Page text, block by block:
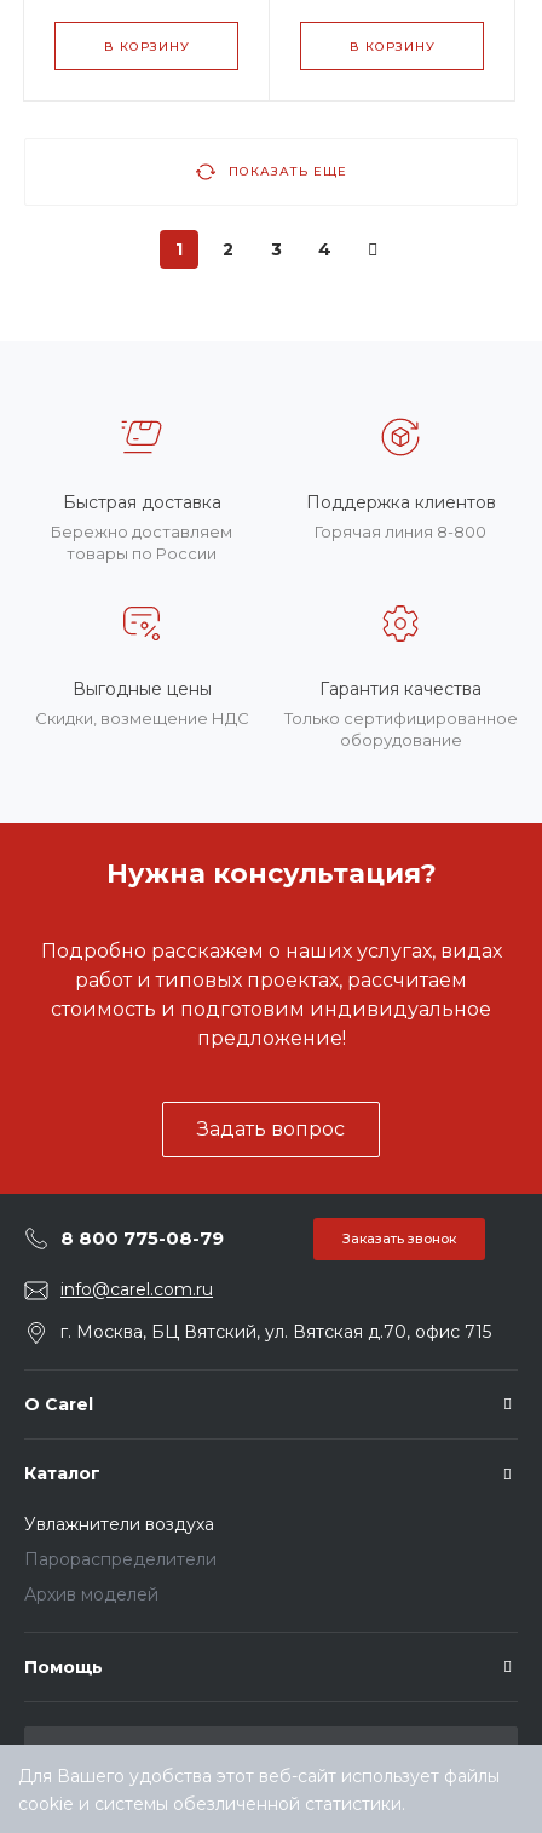
В КОРЗИНУ В КОРЗИНУ
ПОКАЗАТЬ ЕЩЕ
1 2 3 4
Быстрая доставка
Бережно доставляем
товары по России
Поддержка клиентов
Горячая линия 8-800
Выгодные цены
Скидки, возмещение НДС
Гарантия качества
Только сертифицированное
оборудование
Нужна консультация?
Подробно расскажем о наших услугах, видах
работ и типовых проектах, рассчитаем
стоимость и подготовим индивидуальное
предложение!
Задать вопрос
8 800 775-08-79 Заказать звонок
info@carel.com.ru
г. Москва, БЦ Вятский, ул. Вятская д.70, офис 715
О Carel
Каталог
Увлажнители воздуха
Парораспределители
Архив моделей
Помощь
Для Вашего удобства этот веб-сайт использует файлы
cookie и системы обезличенной статистики.